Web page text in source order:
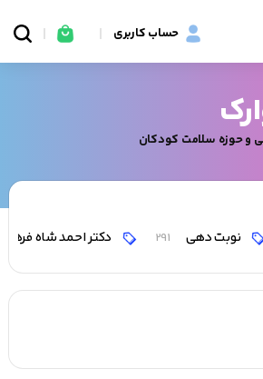
حساب کاربری
و حوزه سلامت کودکان
نوبت دهی 291 دکتر احمد شاه فرهت